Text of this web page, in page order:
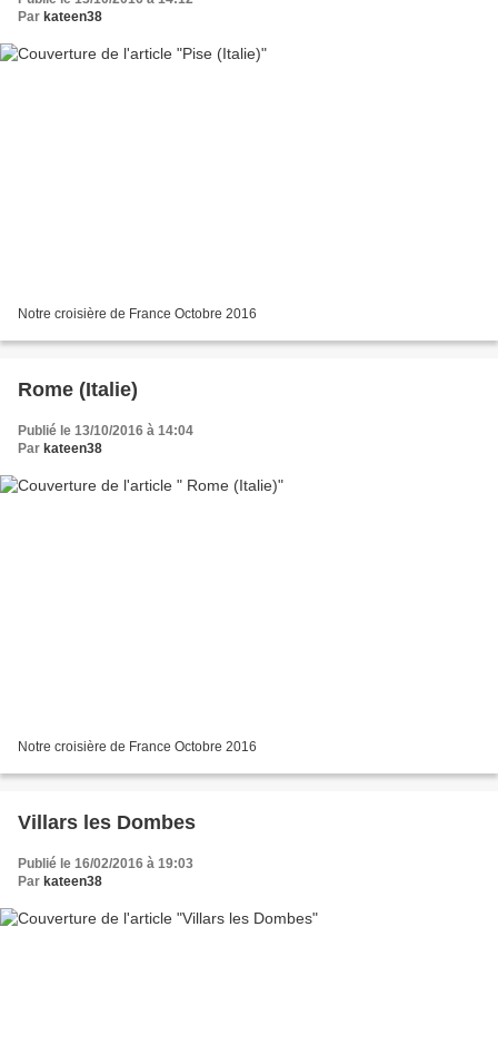
Par kateen38
Notre croisière de France Octobre 2016
Rome (Italie)
Publié le 13/10/2016 à 14:04
Par kateen38
Notre croisière de France Octobre 2016
Villars les Dombes
Publié le 16/02/2016 à 19:03
Par kateen38